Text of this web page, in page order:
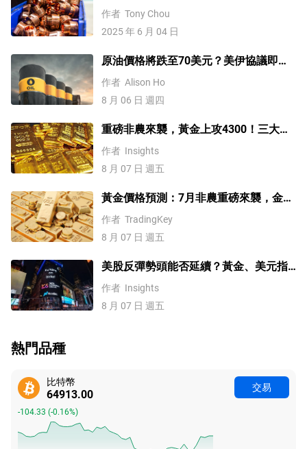
這樣說
作者 Tony Chou
2025 年 6 月 04 日
原油價格將跌至70美元？美伊協議即將
達成，但小心衝突再起
作者 Alison Ho
8 月 06 日 週四
重磅非農來襲，黃金上攻4300！三大因
素預示金價升勢有望延續
作者 Insights
8 月 07 日 週五
黃金價格預測：7月非農重磅來襲，金價
站上4300美元後還能漲嗎？
作者 TradingKey
8 月 07 日 週五
美股反彈勢頭能否延續？黃金、美元指
數、費半指數、納指100技術分析
作者 Insights
8 月 07 日 週五
熱門品種
比特幣
64913.00
-104.33 (-0.16%)
交易